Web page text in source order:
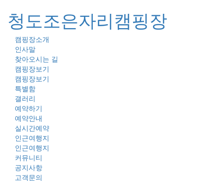
청도조은자리캠핑장
캠핑장소개
인사말
찾아오시는 길
캠핑장보기
캠핑장보기
특별함
갤러리
예약하기
예약안내
실시간예약
인근여행지
인근여행지
커뮤니티
공지사항
고객문의